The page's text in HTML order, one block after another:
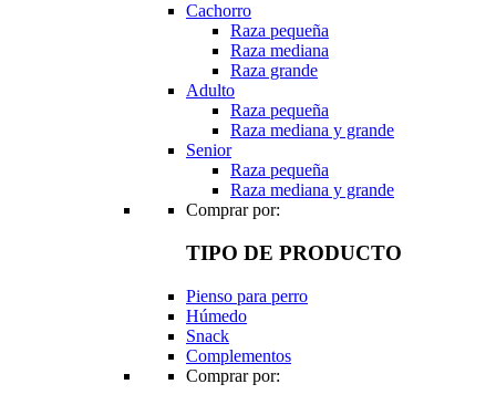
Cachorro
Raza pequeña
Raza mediana
Raza grande
Adulto
Raza pequeña
Raza mediana y grande
Senior
Raza pequeña
Raza mediana y grande
Comprar por:
TIPO DE PRODUCTO
Pienso para perro
Húmedo
Snack
Complementos
Comprar por: